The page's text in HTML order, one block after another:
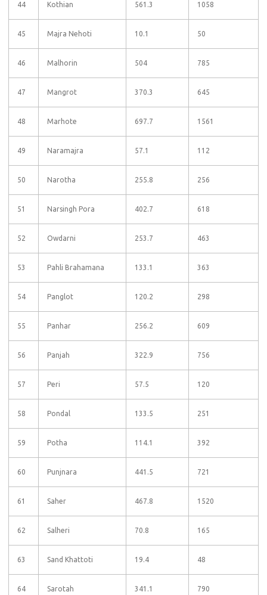
44 Kothian 561.3 1058
45 Majra Nehoti 10.1 50
46 Malhorin 504 785
47 Mangrot 370.3 645
48 Marhote 697.7 1561
49 Naramajra 57.1 112
50 Narotha 255.8 256
51 Narsingh Pora 402.7 618
52 Owdarni 253.7 463
53 Pahli Brahamana 133.1 363
54 Panglot 120.2 298
55 Panhar 256.2 609
56 Panjah 322.9 756
57 Peri 57.5 120
58 Pondal 133.5 251
59 Potha 114.1 392
60 Punjnara 441.5 721
61 Saher 467.8 1520
62 Salheri 70.8 165
63 Sand Khattoti 19.4 48
64 Sarotah 341.1 790